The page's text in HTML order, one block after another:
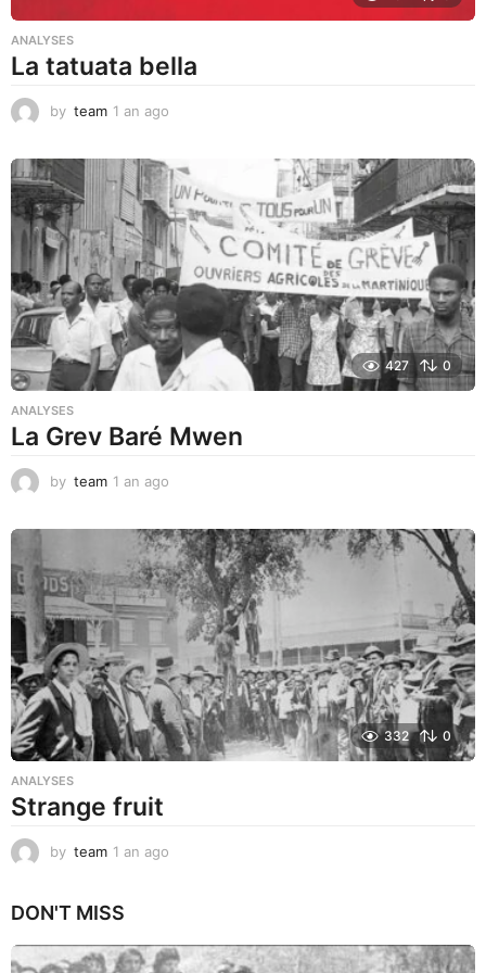
ANALYSES
La tatuata bella
by team 1 an ago
a
g
o
427 0
ANALYSES
La Grev Baré Mwen
by team 1 an ago
a
g
o
332 0
ANALYSES
Strange fruit
by team 1 an ago
o
DON'T MISS